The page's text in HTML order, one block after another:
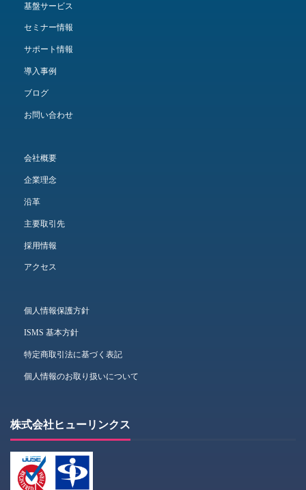
基盤サービス
セミナー情報
サポート情報
導入事例
ブログ
お問い合わせ
会社概要
企業理念
沿革
主要取引先
採用情報
アクセス
個人情報保護方針
ISMS 基本方針
特定商取引法に基づく表記
個人情報のお取り扱いについて
株式会社ヒューリンクス